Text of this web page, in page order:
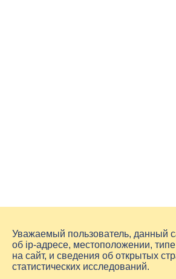
Уважаемый пользователь, данный
об ip-адресе, местоположении,
на сайт, и сведения об открытых
статистических исследований.